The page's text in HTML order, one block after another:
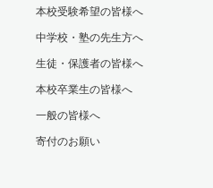
本校受験希望の皆様へ
中学校・塾の先生方へ
生徒・保護者の皆様へ
本校卒業生の皆様へ
一般の皆様へ
寄付のお願い